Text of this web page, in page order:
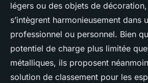
légers ou des objets de
s’intègrent harmonieusement dans
professionnel ou personnel. Bien
potentiel de charge plus limitée
métalliques, ils proposent
solution de classement pour les